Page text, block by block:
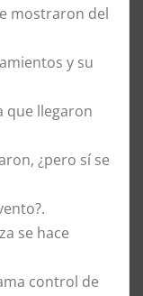
mostraron del
y su
que llegaron
¿pero sí se
se hace
control de